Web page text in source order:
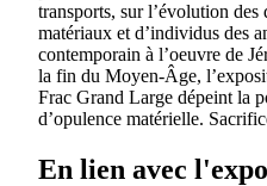
transports, sur l’évolution des
matériaux et d’individus des
contemporain à l’oeuvre de
la fin du Moyen-Âge,
Frac Grand Large dépeint la
d’opulence matérielle.
En lien avec